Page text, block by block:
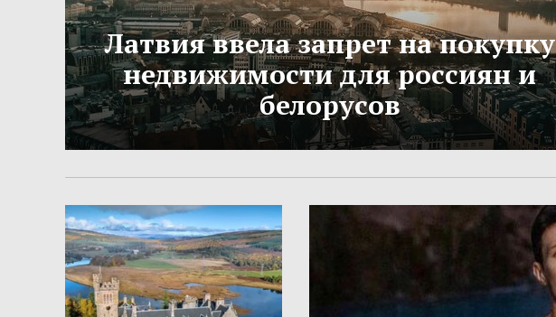
Латвия ввела запрет на покупку
недвижимости для россиян и
белорусов